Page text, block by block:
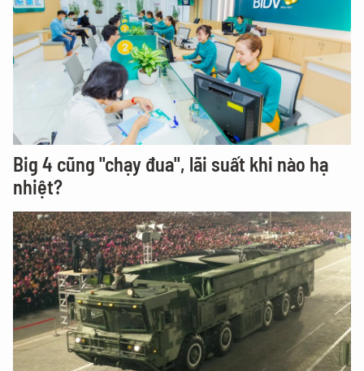
Big 4 cũng "chạy đua", lãi suất khi nào hạ
nhiệt?